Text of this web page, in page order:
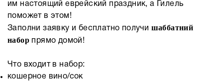
им настоящий еврейский праздник, а Гилель
поможет в этом!
Заполни заявку и бесплатно получи шаббатний
набор прямо домой!
Что входит в набор:
кошерное вино/сок